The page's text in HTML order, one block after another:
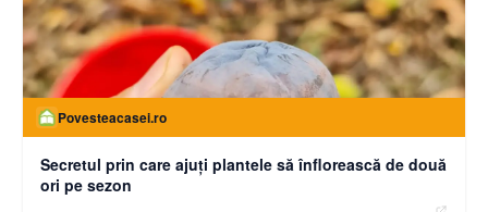
Povesteacasei.ro
Secretul prin care ajuți plantele să înflorească de două
ori pe sezon